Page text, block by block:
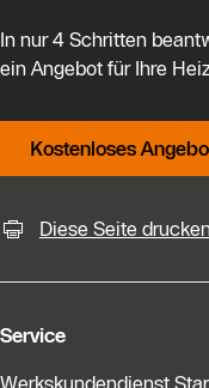
In nur 4 Schritten
ein Angebot für Ihre
Kostenloses
Diese Seite
Service
Werkskundendienst